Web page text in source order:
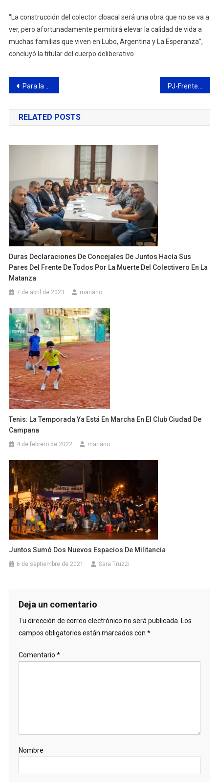
“La construcción del colector cloacal será una obra que no se va a
ver, pero afortunadamente permitirá elevar la calidad de vida a
muchas familias que viven en Lubo, Argentina y La Esperanza”,
concluyó la titular del cuerpo deliberativo.
Navegación
de
entradas
Para la UV Delepiane, “la vacunación VIP es un escándalo y una vergüenza nacional” PJ-Frente de Todos: “el Consejo Económico y Social es la oportunidad de construir una nueva Argentina”
RELATED POSTS
Duras Declaraciones De Concejales De Juntos Hacía Sus
Pares Del Frente De Todos Por La Muerte Del Colectivero En La
Matanza
7 de abril de 2023 mariano
Tenis: La Temporada Ya Está En Marcha En El Club Ciudad De
Campana
4 de febrero de 2022 mariano
Juntos Sumó Dos Nuevos Espacios De Militancia
6 de septiembre de 2021 Sara Truzzi
Deja un comentario
Tu dirección de correo electrónico no será publicada. Los
campos obligatorios están marcados con *
Comentario *
Nombre